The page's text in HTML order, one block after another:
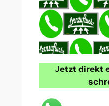
Jetzt direkt